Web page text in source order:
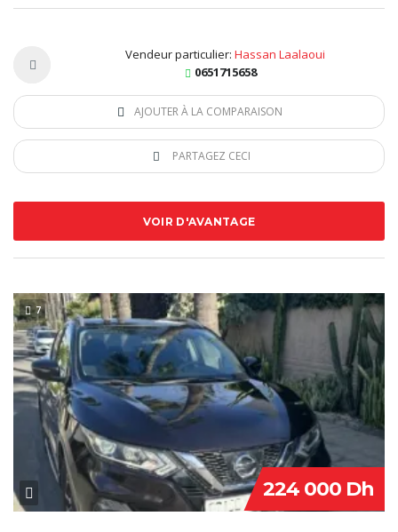
Vendeur particulier: Hassan Laalaoui
0651715658
AJOUTER À LA COMPARAISON
PARTAGEZ CECI
VOIR D'AVANTAGE
7
224 000 Dh